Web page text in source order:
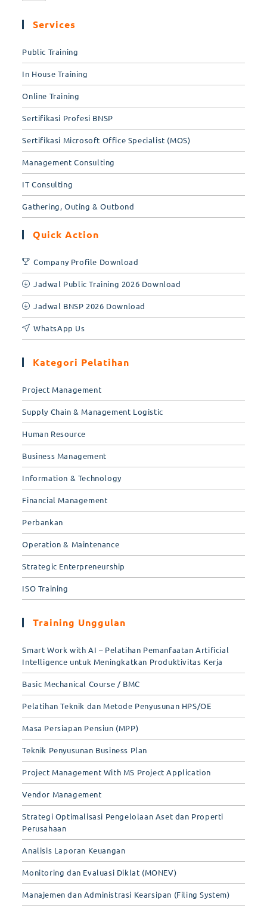
Services
Public Training
In House Training
Online Training
Sertifikasi Profesi BNSP
Sertifikasi Microsoft Office Specialist (MOS)
Management Consulting
IT Consulting
Gathering, Outing & Outbond
Quick Action
Company Profile Download
Jadwal Public Training 2026 Download
Jadwal BNSP 2026 Download
WhatsApp Us
Kategori Pelatihan
Project Management
Supply Chain & Management Logistic
Human Resource
Business Management
Information & Technology
Financial Management
Perbankan
Operation & Maintenance
Strategic Enterpreneurship
ISO Training
Training Unggulan
Smart Work with AI – Pelatihan Pemanfaatan Artificial
Intelligence untuk Meningkatkan Produktivitas Kerja
Basic Mechanical Course / BMC
Pelatihan Teknik dan Metode Penyusunan HPS/OE
Masa Persiapan Pensiun (MPP)
Teknik Penyusunan Business Plan
Project Management With MS Project Application
Vendor Management
Strategi Optimalisasi Pengelolaan Aset dan Properti
Perusahaan
Analisis Laporan Keuangan
Monitoring dan Evaluasi Diklat (MONEV)
Manajemen dan Administrasi Kearsipan (Filing System)